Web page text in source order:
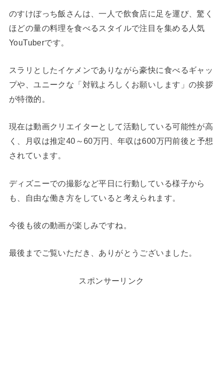
のすけぼっち飯さんは、一人で飲食店に足を運び、驚く
ほどの量の料理を食べるスタイルで注目を集める人気
YouTuberです。
スラリとしたイケメンでありながら豪快に食べるギャッ
プや、ユニークな「対戦よろしくお願いします」の挨拶
が特徴的。
現在は動画クリエイターとして活動している可能性が高
く、月収は推定40～60万円、年収は600万円前後と予想
されています。
ディズニーでの撮影など平日に行動している様子から
も、自由な働き方をしていると考えられます。
今後も彼の動画が楽しみですね。
最後までご覧いただき、ありがとうございました。
スポンサーリンク